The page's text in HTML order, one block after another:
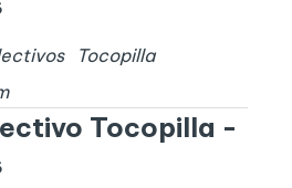
Tocopilla
Tocopilla -